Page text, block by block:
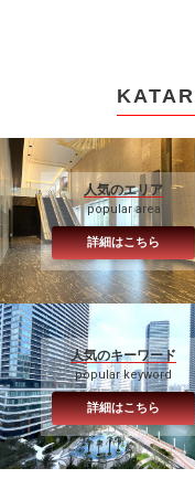
人気のエリア
popular area
詳細はこちら
人気のキーワード
popular keyword
詳細はこちら